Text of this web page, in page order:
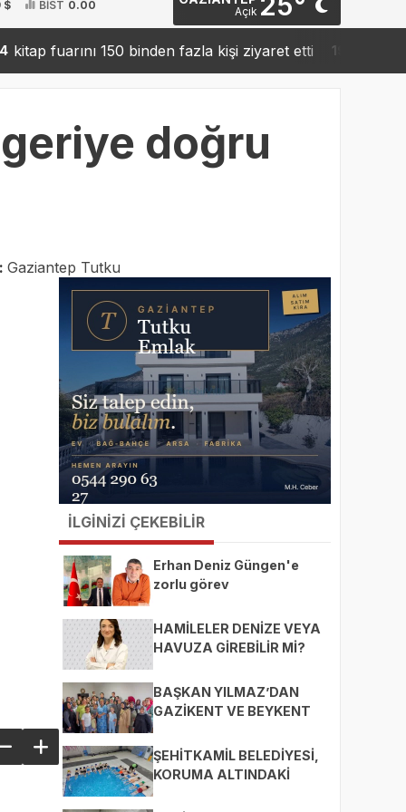
$ BİST 0.00 Açık
150 binden fazla kişi ziyaret etti 19:42 Sanko’dan
doğru
Gaziantep Tutku
İLGİNİZİ ÇEKEBİLİR
Erhan Deniz Güngen'e
zorlu görev
HAMİLELER DENİZE VEYA
HAVUZA GİREBİLİR Mİ?
BAŞKAN YILMAZ’DAN
GAZİKENT VE BEYKENT
ŞEHİTKAMİL BELEDİYESİ,
KORUMA ALTINDAKİ